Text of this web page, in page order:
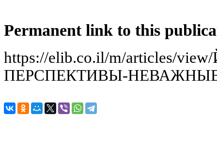
Permanent link to this
https://elib.co.il/m/articles/
ПЕРСПЕКТИВЫ-